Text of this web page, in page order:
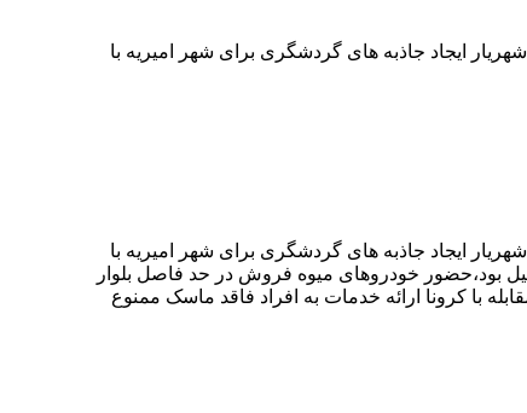
ایجاد جاذبه های گردشگری برای شهر امیریه با
ایجاد جاذبه های گردشگری برای شهر امیریه با
بود،حضور خودروهای میوه فروش در حد فاصل بلوار
با کرونا ارائه خدمات به افراد فاقد ماسک ممنوع